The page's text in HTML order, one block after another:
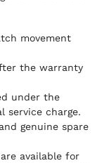
movement
the warranty
under the
service charge.
genuine spare
available for